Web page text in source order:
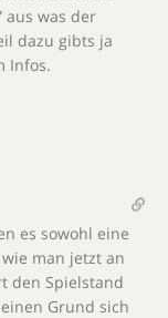
aus was der
dazu gibts ja
Infos.
es sowohl eine
wie man jetzt an
den Spielstand
Grund sich